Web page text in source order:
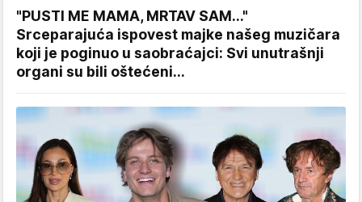
"PUSTI ME MAMA, MRTAV SAM..."
Srceparajuća ispovest majke našeg muzičara
koji je poginuo u saobraćajci: Svi unutrašnji
organi su bili oštećeni...